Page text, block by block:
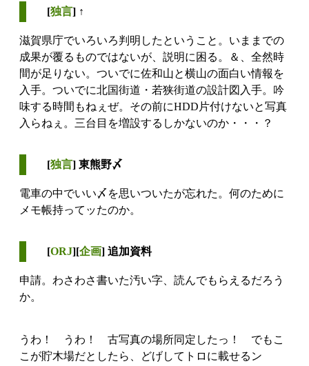
[独言] ↑
滋賀県庁でいろいろ判明したということ。いままでの
成果が覆るものではないが、説明に困る。＆、全然時
間が足りない。ついでに佐和山と横山の面白い情報を
入手。ついでに北国街道・若狭街道の設計図入手。吟
味する時間もねぇぜ。その前にHDD片付けないと写真
入らねぇ。三台目を増設するしかないのか・・・？
[独言] 東熊野〆
電車の中でいい〆を思いついたが忘れた。何のために
メモ帳持ってッたのか。
[ORJ][企画] 追加資料
申請。わさわさ書いた汚い字、読んでもらえるだろう
か。
うわ！ うわ！ 古写真の場所同定したっ！ でもこ
こが貯木場だとしたら、どげしてトロに載せるン